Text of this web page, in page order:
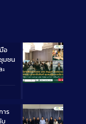
Long
อ
มชน
าร
บ